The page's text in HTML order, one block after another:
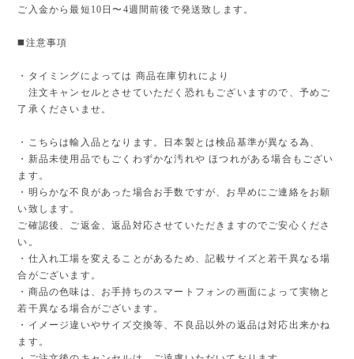
ご入金から最短10日〜4週間前後で発送致します。
◼️注意事項
・タイミングによっては 商品在庫切れにより
注文キャンセルとさせていただく恐れもございますので、予めご
了承くださいませ。
・こちらは輸入品となります。日本製とは検品基準が異なる為、
・新品未使用品でもごくわずかな汚れや ほつれがある場合もござい
ます。
・明らかな不良があった場合お手数ですが、お早めにご連絡をお願
い致します。
ご確認後、ご返金、返品対応させていただきますのでご安心くださ
い。
・仕入れ工場を変えることがあるため、記載サイズと若干異なる場
合がございます。
・商品の色味は、お手持ちのスマートフォンの画面によって実物と
若干異なる場合がございます。
・イメージ違いやサイズ交換等、不良品以外の返品は対応出来かね
ます。